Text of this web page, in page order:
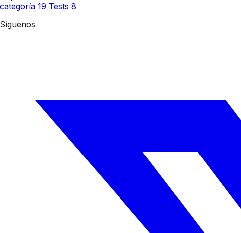
categoría 19 Tests 8
Síguenos